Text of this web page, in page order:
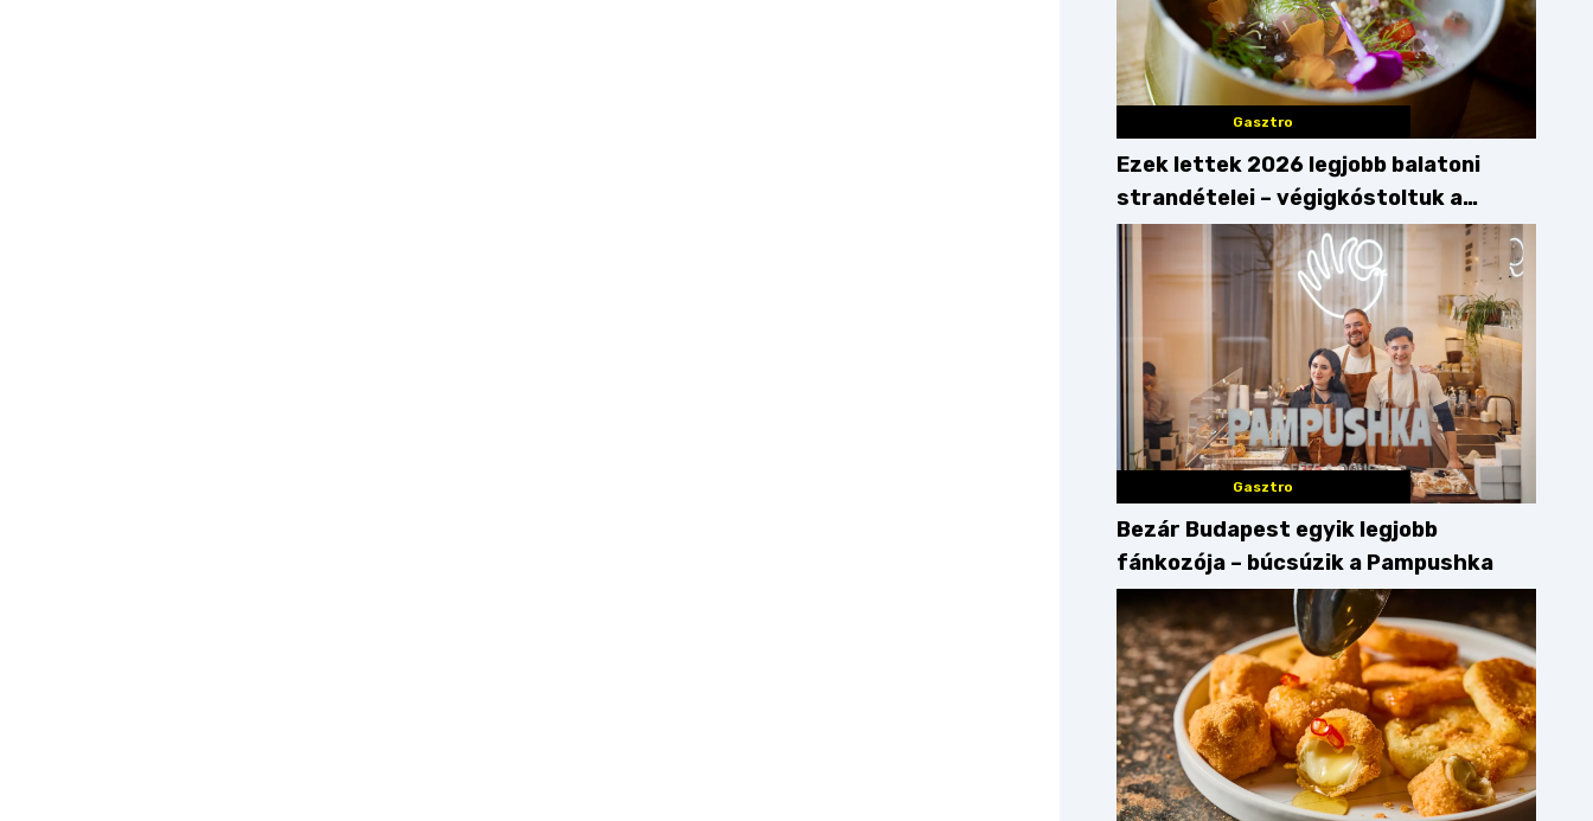
Gasztro
Ezek lettek 2026 legjobb balatoni
strandételei – végigkóstoltuk a
győzteseket
Gasztro
Bezár Budapest egyik legjobb
fánkozója – búcsúzik a Pampushka